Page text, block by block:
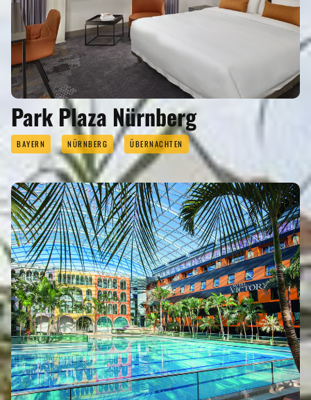
Park Plaza Nürnberg
BAYERN NÜRNBERG ÜBERNACHTEN